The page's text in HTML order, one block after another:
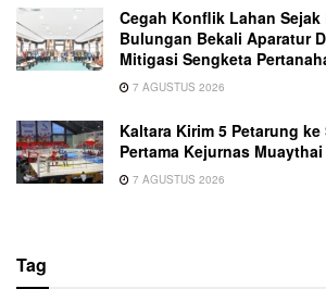
Cegah Konflik Lahan Sejak
Bulungan Bekali Aparatur
Mitigasi Sengketa
7 AGUSTUS 2026
Kaltara Kirim 5 Petarung
Pertama Kejurnas Muaythai
7 AGUSTUS 2026
Tag